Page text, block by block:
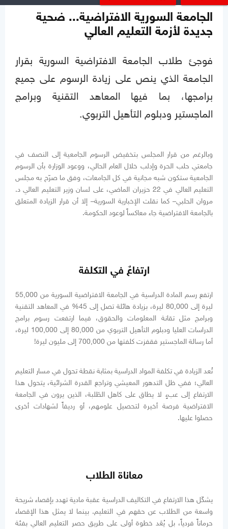
الجامعة السورية الافتراضية... ضحية
جديدة لأزمة التعليم العالي
فوجئ طلاب الجامعة الافتراضية السورية بقرار
الجامعة الذي ينص على زيادة الرسوم على جميع
برامجها، بما فيها المعاهد التقنية وبرامج
الماجستير ودبلوم التأهيل التربوي.
وبالرغم من قرار المجلس بتخفيض الرسوم الجامعية إلى النصف في
جامعتي حلب الحرة وإدلب خلال العام الحالي، ووعود الوزارة بأن الرسوم
الجامعية ستكون شبه مجانية في كل الجامعات، وفق ما صرّح به مجلس
التعليم العالي في 22 حزيران الماضي، على لسان وزير التعليم العالي د.
مروان الحلبي– كما نقلت الإخبارية السورية– إلا أن قرار الزيادة المتعلق
بالجامعة الافتراضية جاء معاكساً لوعود الحكومة.
ارتفاعٌ في التكلفة
ارتفع رسم المادة الدراسية في الجامعة الافتراضية السورية من 55,000
ليرة إلى 80,000 ليرة، بزيادة هائلة تصل إلى 45% في المعاهد التقنية
وبرامج مثل تقانة المعلومات والحقوق، فيما ارتفعت رسوم برامج
الدراسات العليا ودبلوم التأهيل التربوي من 80,000 إلى 100,000 ليرة،
أما رسالة الماجستير فقفزت كلفتها من 700,000 إلى مليون ليرة!
تُعد الزيادة في تكلفة المواد الدراسية بمثابة نقطة تحول في مسار التعليم
العالي؛ ففي ظل التدهور المعيشي وتراجع القدرة الشرائية، يتحول هذا
الارتفاع إلى عبءٍ لا يطاق على كاهل الطَلبة، الذين يرون في الجامعة
الافتراضية فرصة أخيرة لتحصيل علومهم، أو رديفاً لشهادات أخرى
حصلوا عليها.
معاناة الطلاب
يشكّل هذا الارتفاع في التكاليف الدراسية عقبة مادية تهدد بإقصاء شريحة
واسعة من الطلاب عن حقهم في التعليم. بينما لا يمثل هذا الإقصاء
حرماناً فردياً، بل يُعَد خطوة أولى على طريق حصر التعليم العالي بفئة